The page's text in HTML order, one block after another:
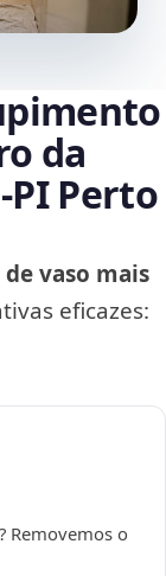
da
Perto
vaso mais
eficazes:
Removemos o